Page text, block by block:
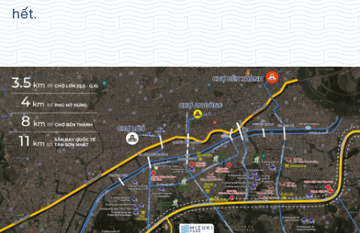
hết.